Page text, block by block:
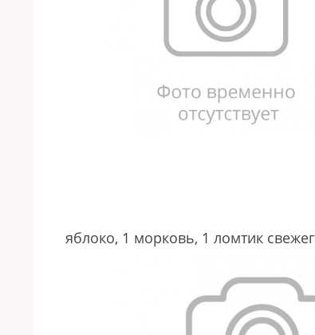
яблоко, 1 морковь, 1 ломтик